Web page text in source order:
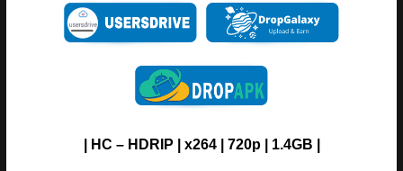
| HC – HDRIP | x264 | 720p | 1.4GB |